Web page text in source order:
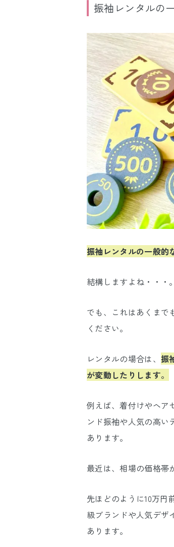
振袖レンタルの
振袖レンタルの一般的
結構しますよね・・・。
でも、これはあくまで
ください。
レンタルの場合は、 振
が変動したりします。
例えば、着付けやヘア
ンド振袖や人気の高い
あります。
最近は、相場の価格帯
先ほどのように10万円
級ブランドや人気デザ
あります。